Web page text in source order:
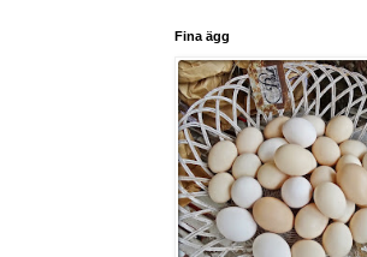
Fina ägg